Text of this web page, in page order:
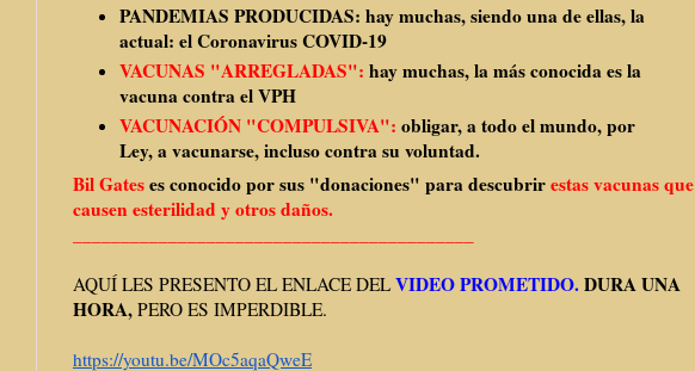
PANDEMIAS PRODUCIDAS: hay muchas, siendo una de ellas, la
actual: el Coronavirus COVID-19
VACUNAS "ARREGLADAS": hay muchas, la más conocida es la
vacuna contra el VPH
VACUNACIÓN "COMPULSIVA": obligar, a todo el mundo, por
Ley, a vacunarse, incluso contra su voluntad.
Bil Gateses conocido por sus "donaciones" para descubrirestas vacunas que
causen esterilidad y otros daños.
AQUÍ LES PRESENTO EL ENLACE DEL VIDEO PROMETIDO. DURA UNA
HORA, PERO ES IMPERDIBLE.
https://youtu.be/MOc5aqaQweE